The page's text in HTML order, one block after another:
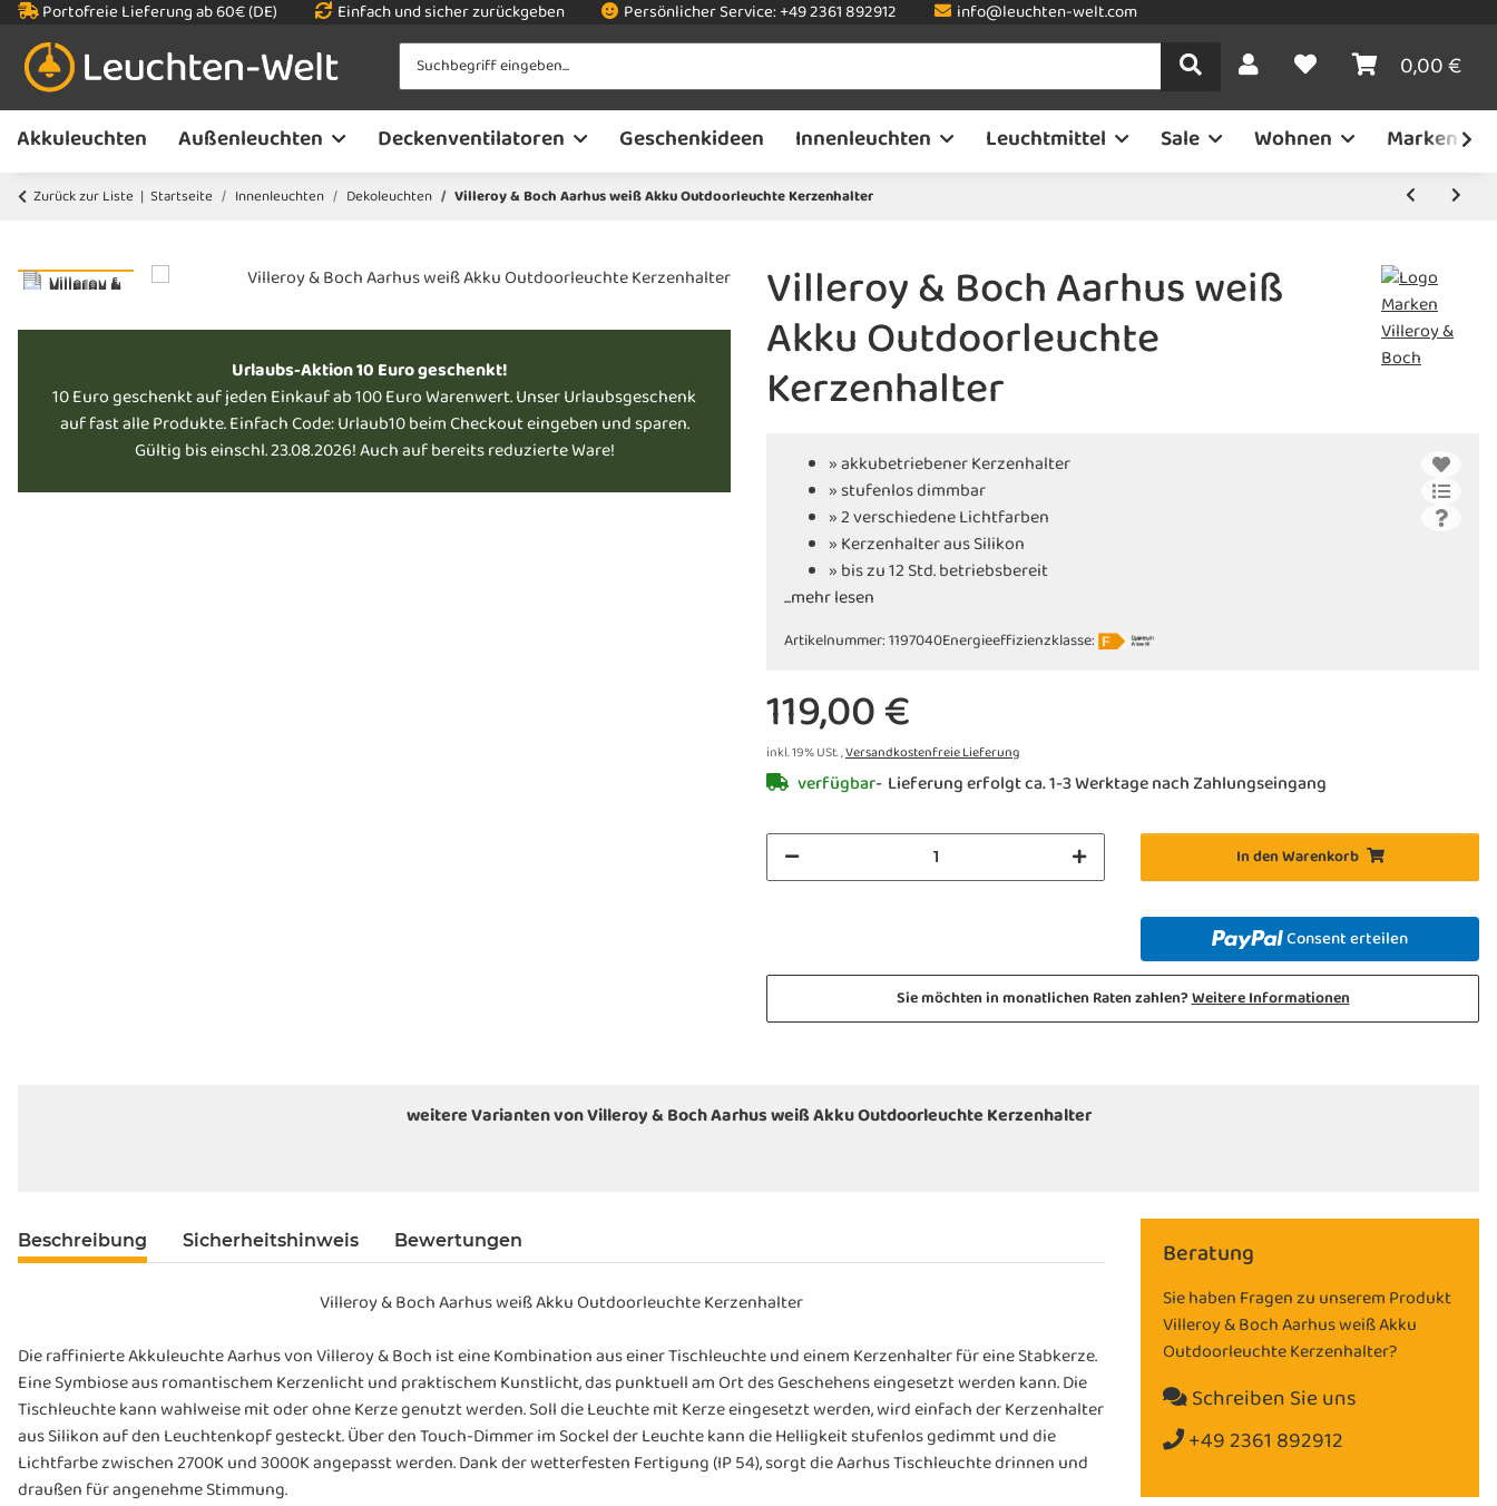
Portofreie Lieferung ab 60€ (DE) Einfach und sicher zurückgeben Persönlicher Service:+49 2361 892912 info@leuchten-welt.com
0,00 €
Akkuleuchten Außenleuchten Deckenventilatoren Geschenkideen Innenleuchten Leuchtmittel Sale Wohnen Marken
Zurück zur Liste Startseite Innenleuchten Dekoleuchten Villeroy & Boch Aarhus weiß Akku Outdoorleuchte Kerzenhalter
Urlaubs-Aktion 10 Euro geschenkt!
10 Euro geschenkt auf jeden Einkauf ab 100 Euro Warenwert. Unser Urlaubsgeschenk
auf fast alle Produkte. Einfach Code: Urlaub10 beim Checkout eingeben und sparen.
Gültig bis einschl. 23.08.2026! Auch auf bereits reduzierte Ware!
Villeroy & Boch Aarhus weiß
Akku Outdoorleuchte
Kerzenhalter
» akkubetriebener Kerzenhalter
» stufenlos dimmbar
» 2 verschiedene Lichtfarben
» Kerzenhalter aus Silikon
» bis zu 12 Std. betriebsbereit
» inkl. Ladekabel USB-C
...mehr lesen
Artikelnummer:1197040Energieeffizienzklasse:
119,00 €
inkl. 19% USt. ,Versandkostenfreie Lieferung
verfügbar Lieferung erfolgt ca. 1-3 Werktage nach Zahlungseingang
In den Warenkorb
Consent erteilen
Sie möchten in monatlichen Raten zahlen?Weitere Informationen
weitere Varianten von Villeroy & Boch Aarhus weiß Akku Outdoorleuchte Kerzenhalter
Beschreibung Sicherheitshinweis Bewertungen
Villeroy & Boch Aarhus weiß Akku Outdoorleuchte Kerzenhalter
Die raffinierte Akkuleuchte Aarhus von Villeroy & Boch ist eine Kombination aus einer Tischleuchte und einem Kerzenhalter für eine Stabkerze.
Eine Symbiose aus romantischem Kerzenlicht und praktischem Kunstlicht, das punktuell am Ort des Geschehens eingesetzt werden kann. Die
Tischleuchte kann wahlweise mit oder ohne Kerze genutzt werden. Soll die Leuchte mit Kerze eingesetzt werden, wird einfach der Kerzenhalter
aus Silikon auf den Leuchtenkopf gesteckt. Über den Touch-Dimmer im Sockel der Leuchte kann die Helligkeit stufenlos gedimmt und die
Lichtfarbe zwischen 2700K und 3000K angepasst werden. Dank der wetterfesten Fertigung (IP 54), sorgt die Aarhus Tischleuchte drinnen und
draußen für angenehme Stimmung.
Beratung
Sie haben Fragen zu unserem Produkt
Villeroy & Boch Aarhus weiß Akku
Outdoorleuchte Kerzenhalter?
Schreiben Sie uns
+49 2361 892912